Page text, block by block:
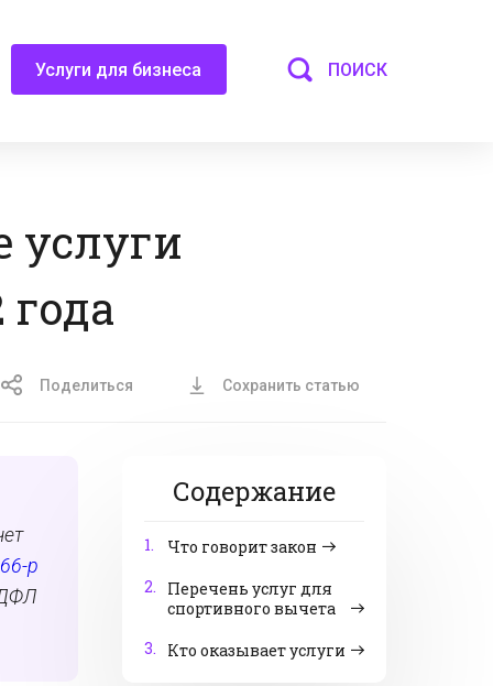
Услуги для бизнеса ПОИСК
услуги
Поделиться Сохранить статью
Содержание
1.
Что говорит закон
2.
Перечень услуг для
спортивного вычета
3.
Кто оказывает услуги
р